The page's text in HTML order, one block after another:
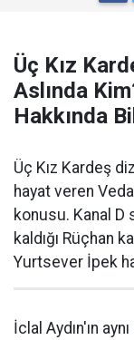
Üç Kız
Aslında
Hakkında
Üç Kız Kardeş
hayat veren
konusu. Kanal D
kaldığı Rüçhan
Yurtsever İpek
İclal Aydın'ın